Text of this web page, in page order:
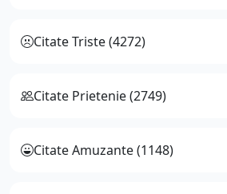
Citate Triste (4272)
Citate Prietenie (2749)
Citate Amuzante (1148)